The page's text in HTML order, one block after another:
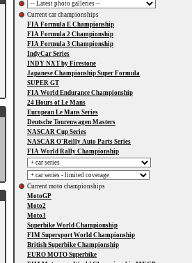
Current car championships
FIA Formula E Championship
FIA Formula 2 Championship
FIA Formula 3 Championship
IndyCar Series
INDY NXT by Firestone
Japanese Championship Super Formula
SUPER GT
FIA World Endurance Championship
24 Hours of Le Mans
European Le Mans Series
Deutsche Tourenwagen Masters
NASCAR Cup Series
NASCAR O'Reilly Auto Parts Series
FIA World Rally Championship
Current moto championships
MotoGP
Moto2
Moto3
Superbike World Championship
FIM Supersport World Championship
British Superbike Championship
EURO MOTO Superbike